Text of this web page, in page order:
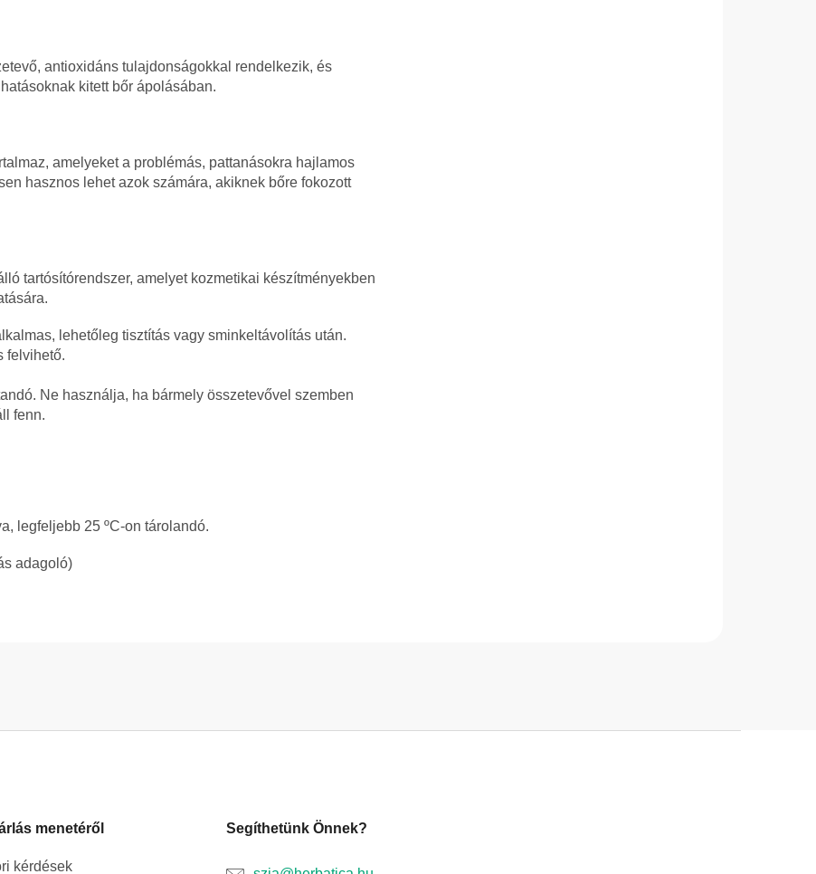
antioxidáns tulajdonságokkal rendelkezik, és
kitett bőr ápolásában.
amelyeket a problémás, pattanásokra hajlamos
hasznos lehet azok számára, akiknek bőre fokozott
tartósítórendszer, amelyet kozmetikai készítményekben
lehetőleg tisztítás vagy sminkeltávolítás után.
felvihető.
Ne használja, ha bármely összetevővel szemben
fenn.
legfeljebb 25 ºC-on tárolandó.
adagoló)
menetéről
kérdések
Segíthetünk Önnek?